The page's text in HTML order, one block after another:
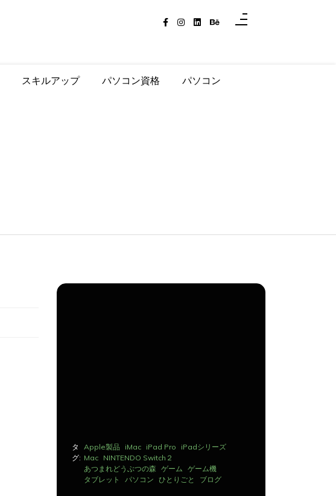
スキルアップ パソコン資格 パソコン
タ
グ:
Apple製品 iMac iPad Pro
iPadシリーズ
Mac
NINTENDO Switch２
あつまれどうぶつの森 ゲーム ゲーム機
タブレット
パソコン ひとりごと ブログ